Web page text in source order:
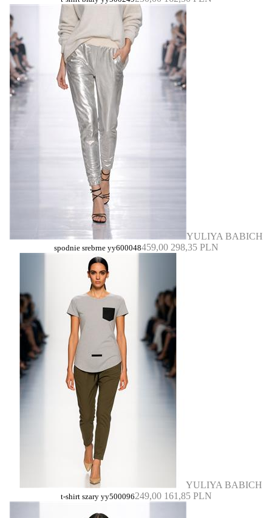
YULIYA BABICH
spodnie srebrne yy600048459,00 298,35 PLN
YULIYA BABICH
t-shirt szary yy500096249,00 161,85 PLN